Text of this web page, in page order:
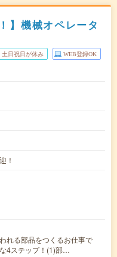
】機械オペレータ
土日祝日が休み WEB登録OK
！
れる部品をつくるお仕事で
4ステップ！(1)部…